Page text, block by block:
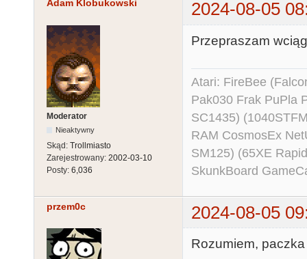
Adam Klobukowski 2024-08-05
Moderator
Nieaktywny
Skąd: Trollmiasto
Zarejestrowany: 2002-03-10
Posty: 6,036
Przepraszam
Atari: FireBee
Pak030 Frak PuPla
SC1435)
RAM CosmosEx
SM125) (65XE
SkunkBoard
przem0c 2024-08-05
Rozumiem,